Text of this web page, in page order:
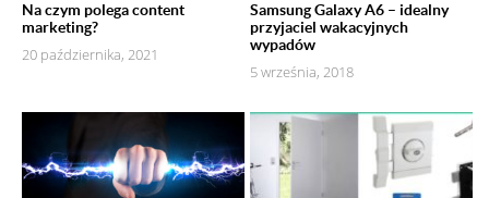
Na czym polega content
marketing?
20 października, 2021
Samsung Galaxy A6 – idealny
przyjaciel wakacyjnych
wypadów
5 września, 2018